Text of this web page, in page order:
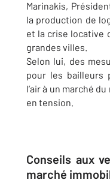
Marinakis,
la production de
et la crise locative
grandes villes.
Selon lui, des
pour les bailleurs
l’air à un marché
en tension.
Conseils aux
marché